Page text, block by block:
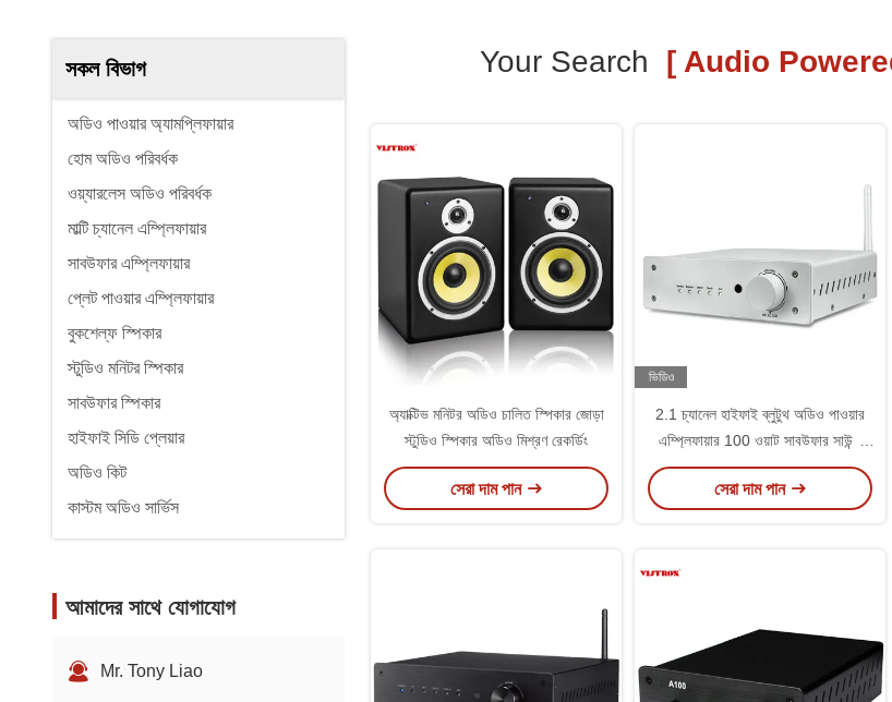
সকল বিভাগ
অডিও পাওয়ার অ্যামপ্লিফায়ার
হোম অডিও পরিবর্ধক
ওয়্যারলেস অডিও পরিবর্ধক
মাল্টি চ্যানেল এম্প্লিফায়ার
সাবউফার এম্প্লিফায়ার
প্লেট পাওয়ার এম্প্লিফায়ার
বুকশেল্ফ স্পিকার
স্টুডিও মনিটর স্পিকার
সাবউফার স্পিকার
হাইফাই সিডি প্লেয়ার
অডিও কিট
কাস্টম অডিও সার্ভিস
আমাদের সাথে যোগাযোগ
Mr. Tony Liao
Your Search [ Audio
অ্যাক্টিভ মনিটর অডিও চালিত স্পিকার জোড়া
স্টুডিও স্পিকার অডিও মিশ্রণ রেকর্ডিং
সেরা দাম পান
ভিডিও
2.1 চ্যানেল হাইফাই ব্লুটুথ অডিও পাওয়ার
এম্প্লিফায়ার 100 ওয়াট সাবউফার সাউন্ড
রিসিভার ব্লুটুথ ডিএসি এম্প্লিফায়ার
সেরা দাম পান